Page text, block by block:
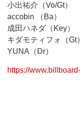
小出祐介（Vo/Gt）
accobin （Ba）
成田ハネダ（Key）
キダモティフォ（Gt）
YUNA（Dr）
https://